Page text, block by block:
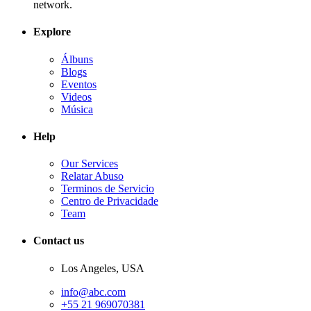
network.
Explore
Álbuns
Blogs
Eventos
Videos
Música
Help
Our Services
Relatar Abuso
Terminos de Servicio
Centro de Privacidade
Team
Contact us
Los Angeles, USA
info@abc.com
+55 21 969070381